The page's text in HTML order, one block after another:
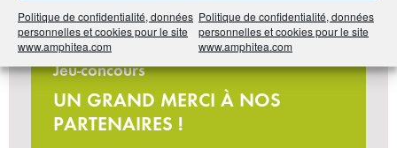
Politique de confidentialité, données
personnelles et cookies pour le site
www.amphitea.com
Politique de confidentialité, données
personnelles et cookies pour le site
www.amphitea.com
Jeu-concours
UN GRAND MERCI À NOS
PARTENAIRES !